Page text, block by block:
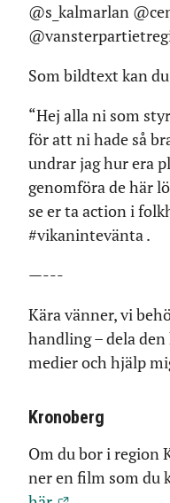
@s_kalmarlan
Som bildtext kan
“Hej alla ni som
för att ni hade så
undrar jag hur era
genomföra de här
se er ta action i
#vikanintevänta .
—---
Kära vänner, vi
handling – dela
medier och hjälp
Kronoberg
Om du bor i region
ner en film som du